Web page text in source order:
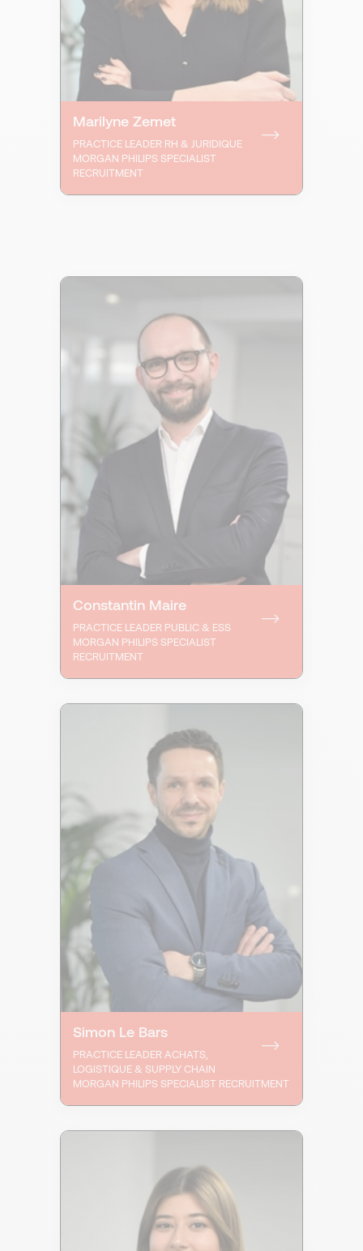
Marilyne Zemet
PRACTICE LEADER RH & JURIDIQUE
MORGAN PHILIPS SPECIALIST
RECRUITMENT
Constantin Maire
PRACTICE LEADER PUBLIC & ESS
MORGAN PHILIPS SPECIALIST
RECRUITMENT
Simon Le Bars
PRACTICE LEADER ACHATS,
LOGISTIQUE & SUPPLY CHAIN
MORGAN PHILIPS SPECIALIST RECRUITMENT